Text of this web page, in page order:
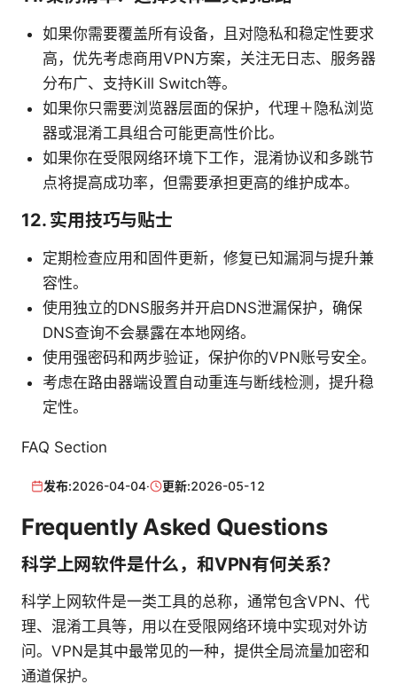
如果你需要覆盖所有设备，且对隐私和稳定性要求
高，优先考虑商用VPN方案，关注无日志、服务器
分布广、支持Kill Switch等。
如果你只需要浏览器层面的保护，代理＋隐私浏览
器或混淆工具组合可能更高性价比。
如果你在受限网络环境下工作，混淆协议和多跳节
点将提高成功率，但需要承担更高的维护成本。
12. 实用技巧与贴士
定期检查应用和固件更新，修复已知漏洞与提升兼
容性。
使用独立的DNS服务并开启DNS泄漏保护，确保
DNS查询不会暴露在本地网络。
使用强密码和两步验证，保护你的VPN账号安全。
考虑在路由器端设置自动重连与断线检测，提升稳
定性。
FAQ Section
发布:2026-04-04· 更新:2026-05-12
Frequently Asked Questions
科学上网软件是什么，和VPN有何关系？
科学上网软件是一类工具的总称，通常包含VPN、代
理、混淆工具等，用以在受限网络环境中实现对外访
问。VPN是其中最常见的一种，提供全局流量加密和
通道保护。